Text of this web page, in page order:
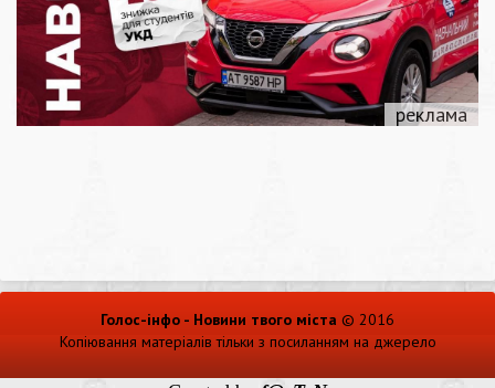
Голос-інфо - Новини твого міста © 2016
Копіювання матеріалів тільки з посиланням на джерело